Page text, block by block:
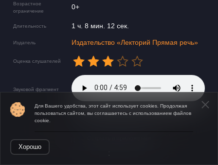
Возрастное
ограничение
0+
Длительность 1 ч. 8 мин. 12 сек.
Издатель Издательство «Лекторий Прямая речь»
Оценка слушателей
Звуковой фрагмент
Для Вашего удобства, этот сайт использует cookies. Продолжая
пользоваться сайтом, вы соглашаетесь с использованием файлов
cookie.
Хорошо